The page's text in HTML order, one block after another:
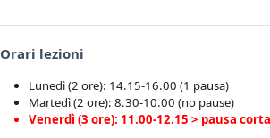
Orari lezioni
Lunedì (2 ore): 14.15-16.00 (1 pausa)
Martedì (2 ore): 8.30-10.00 (no pause)
Venerdì (3 ore): 11.00-12.15 > pausa